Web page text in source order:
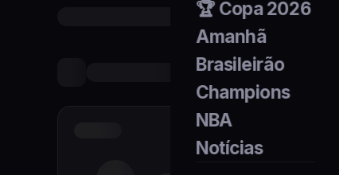
🏆 Copa 2026
Amanhã
Brasileirão
Champions
NBA
Notícias